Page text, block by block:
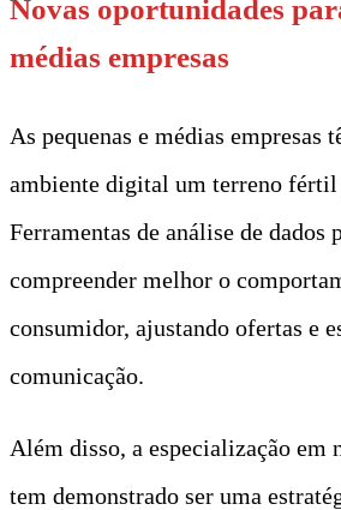
Novas oportunidades
médias empresas
As pequenas e médias empresas
ambiente digital um terreno fértil
Ferramentas de análise de dados
compreender melhor o
consumidor, ajustando ofertas e
comunicação.
Além disso, a especialização em
tem demonstrado ser uma